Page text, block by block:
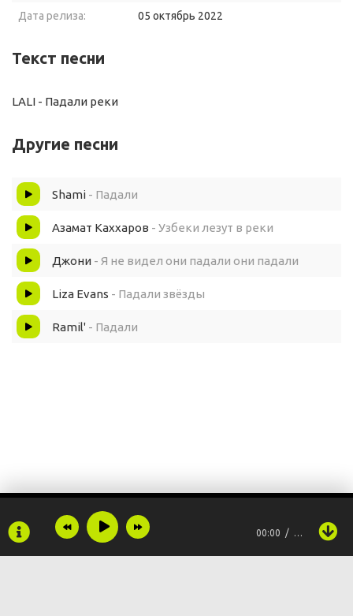
Дата релиза:
05 октябрь 2022
Текст песни
LALI - Падали реки
Другие песни
Shami - Падали
Азамат Каххаров - Узбеки лезут в реки
Джони - Я не видел они падали они падали
Liza Evans - Падали звёзды
Ramil' - Падали
00:00